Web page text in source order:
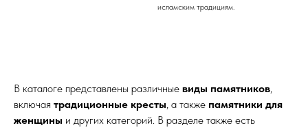
исламским традициям.
В каталоге представлены различные виды памятников
включая традиционные кресты , а также памятники для
женщины и других категорий. В разделе также есть